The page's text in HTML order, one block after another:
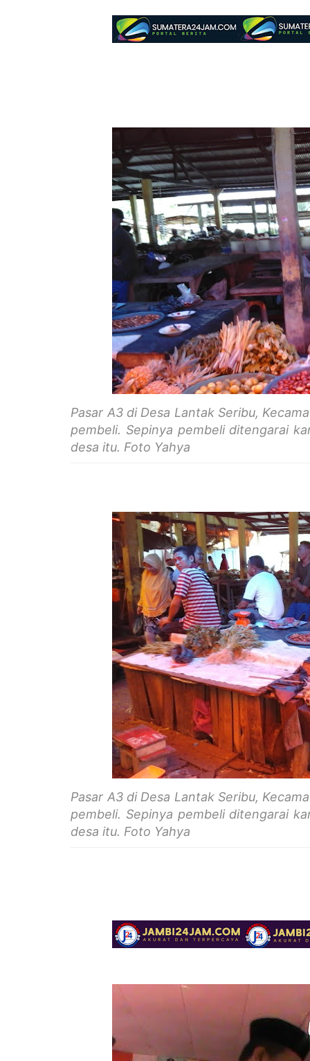
Pasar A3 di Desa Lantak Seribu,
pembeli. Sepinya pembeli ditengarai
desa itu. Foto Yahya
Pasar A3 di Desa Lantak Seribu,
pembeli. Sepinya pembeli ditengarai
desa itu. Foto Yahya